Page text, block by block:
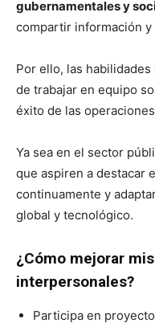
gubernamentales y
compartir información
Por ello, las
de trabajar en equipo
éxito de las
Ya sea en el sector
que aspiren a destacar
continuamente y
global y tecnológico.
¿Cómo mejorar
interpersonales?
Participa en